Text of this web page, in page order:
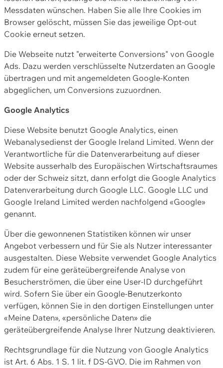
Messdaten wünschen. Haben Sie alle Ihre Cookies im
Browser gelöscht, müssen Sie das jeweilige Opt-out
Cookie erneut setzen.
Die Webseite nutzt "erweiterte Conversions" von Google
Ads. Dazu werden verschlüsselte Nutzerdaten an Google
übertragen und mit angemeldeten Google-Konten
abgeglichen, um Conversions zuzuordnen.
Google Analytics
Diese Website benutzt Google Analytics, einen
Webanalysedienst der Google Ireland Limited. Wenn der
Verantwortliche für die Datenverarbeitung auf dieser
Website ausserhalb des Europäischen Wirtschaftsraumes
oder der Schweiz sitzt, dann erfolgt die Google Analytics
Datenverarbeitung durch Google LLC. Google LLC und
Google Ireland Limited werden nachfolgend «Google»
genannt.
Über die gewonnenen Statistiken können wir unser
Angebot verbessern und für Sie als Nutzer interessanter
ausgestalten. Diese Website verwendet Google Analytics
zudem für eine geräteübergreifende Analyse von
Besucherströmen, die über eine User-ID durchgeführt
wird. Sofern Sie über ein Google-Benutzerkonto
verfügen, können Sie in den dortigen Einstellungen unter
«Meine Daten», «persönliche Daten» die
geräteübergreifende Analyse Ihrer Nutzung deaktivieren.
Rechtsgrundlage für die Nutzung von Google Analytics
ist Art. 6 Abs. 1 S. 1 lit. f DS-GVO. Die im Rahmen von